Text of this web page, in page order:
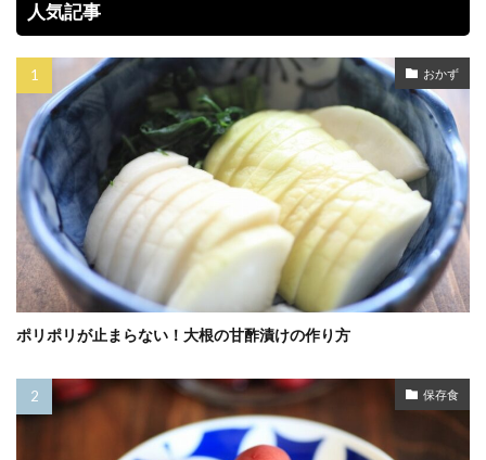
人気記事
おかず
ポリポリが止まらない！大根の甘酢漬けの作り方
保存食